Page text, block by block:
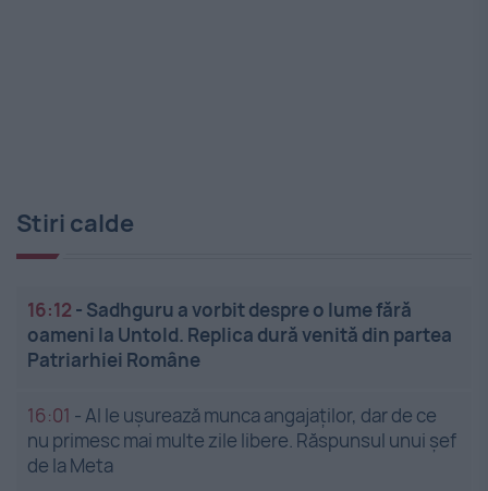
Stiri calde
16:12 - Sadhguru a vorbit despre o lume fără
oameni la Untold. Replica dură venită din partea
Patriarhiei Române
16:01 -AI le ușurează munca angajaților, dar de ce
nu primesc mai multe zile libere. Răspunsul unui șef
de la Meta